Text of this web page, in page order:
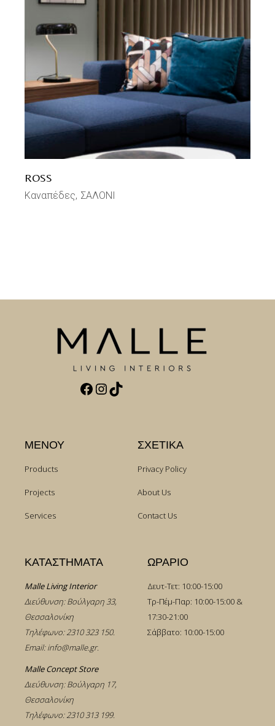
ROSS
Καναπέδες ΣΑΛΟΝΙ
Facebook
Instagram
TikTok
ΜΕΝΟΥ
Products
Projects
Services
ΣΧΕΤΙΚΑ
Privacy Policy
About Us
Contact Us
ΚΑΤΑΣΤΗΜΑΤΑ
Malle Living Interior
Διεύθυνση: Βούλγαρη 33,
Θεσσαλονίκη
Τηλέφωνο:2310 323 150.
Email:info@malle.gr.
Malle Concept Store
Διεύθυνση: Βούλγαρη 17,
Θεσσαλονίκη
Τηλέφωνο:2310 313 199.
ΩΡΑΡΙΟ
Δευτ-Τετ: 10:00-15:00
Τρ-Πέμ-Παρ: 10:00-15:00 &
17:30-21:00
Σάββατο: 10:00-15:00